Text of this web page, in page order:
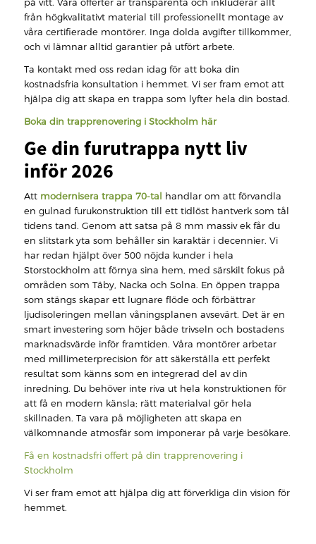
på vitt. Våra offerter är transparenta och inkluderar allt
från högkvalitativt material till professionellt montage av
våra certifierade montörer. Inga dolda avgifter tillkommer,
och vi lämnar alltid garantier på utfört arbete.
Ta kontakt med oss redan idag för att boka din
kostnadsfria konsultation i hemmet. Vi ser fram emot att
hjälpa dig att skapa en trappa som lyfter hela din bostad.
Boka din trapprenovering i Stockholm här
Ge din furutrappa nytt liv
inför 2026
Att modernisera trappa 70-tal handlar om att förvandla
en gulnad furukonstruktion till ett tidlöst hantverk som tål
tidens tand. Genom att satsa på 8 mm massiv ek får du
en slitstark yta som behåller sin karaktär i decennier. Vi
har redan hjälpt över 500 nöjda kunder i hela
Storstockholm att förnya sina hem, med särskilt fokus på
områden som Täby, Nacka och Solna. En öppen trappa
som stängs skapar ett lugnare flöde och förbättrar
ljudisoleringen mellan våningsplanen avsevärt. Det är en
smart investering som höjer både trivseln och bostadens
marknadsvärde inför framtiden. Våra montörer arbetar
med millimeterprecision för att säkerställa ett perfekt
resultat som känns som en integrerad del av din
inredning. Du behöver inte riva ut hela konstruktionen för
att få en modern känsla; rätt materialval gör hela
skillnaden. Ta vara på möjligheten att skapa en
välkomnande atmosfär som imponerar på varje besökare.
Få en kostnadsfri offert på din trapprenovering i
Stockholm
Vi ser fram emot att hjälpa dig att förverkliga din vision för
hemmet.